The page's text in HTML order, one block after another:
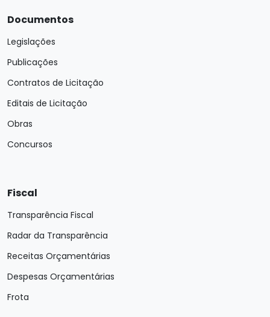
Documentos
Legislações
Publicações
Contratos de Licitação
Editais de Licitação
Obras
Concursos
Fiscal
Transparência Fiscal
Radar da Transparência
Receitas Orçamentárias
Despesas Orçamentárias
Frota